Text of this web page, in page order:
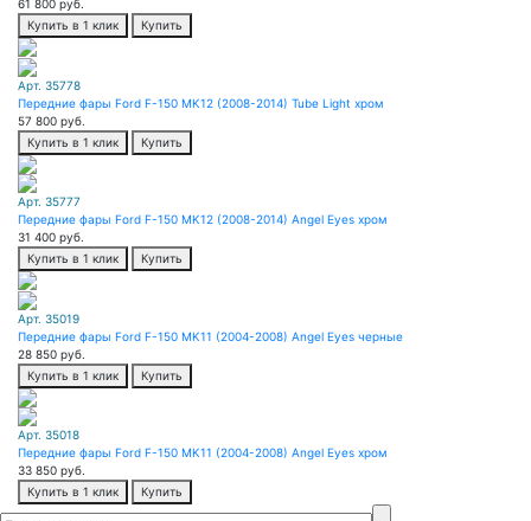
61 800 руб.
Купить в 1 клик
Купить
Арт. 35778
Передние фары Ford F-150 MK12 (2008-2014) Tube Light хром
57 800 руб.
Купить в 1 клик
Купить
Арт. 35777
Передние фары Ford F-150 MK12 (2008-2014) Angel Eyes хром
31 400 руб.
Купить в 1 клик
Купить
Арт. 35019
Передние фары Ford F-150 MK11 (2004-2008) Angel Eyes черные
28 850 руб.
Купить в 1 клик
Купить
Арт. 35018
Передние фары Ford F-150 MK11 (2004-2008) Angel Eyes хром
33 850 руб.
Купить в 1 клик
Купить